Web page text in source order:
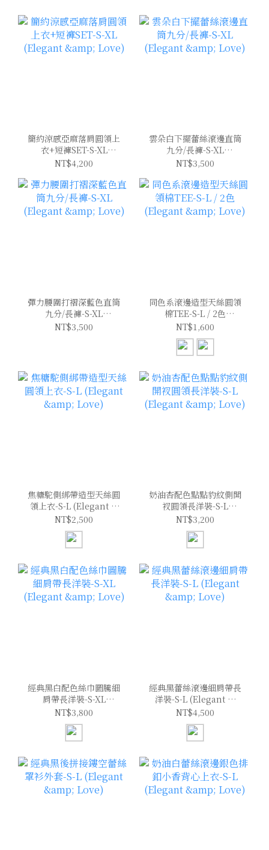
簡約涼感亞麻落肩圓領上
衣+短褲SET-S-XL
(Elegant & Love)
NT$4,200
雲朵白下擺蕾絲滾邊直筒
九分/長褲-S-XL
(Elegant & Love)
NT$3,500
彈力腰圍打褶深藍色直筒
九分/長褲-S-XL
(Elegant & Love)
NT$3,500
同色系滾邊造型天絲圓領
棉TEE-S-L / 2色
(Elegant & Love)
NT$1,600
焦糖駝側綁帶造型天絲圓
領上衣-S-L (Elegant &
Love)
NT$2,500
奶油杏配色點點豹紋側開
衩圓領長洋裝-S-L
(Elegant & Love)
NT$3,200
經典黑白配色絲巾圖騰細
肩帶長洋裝-S-XL
(Elegant & Love)
NT$3,800
經典黑蕾絲滾邊細肩帶長
洋裝-S-L (Elegant &
Love)
NT$4,500